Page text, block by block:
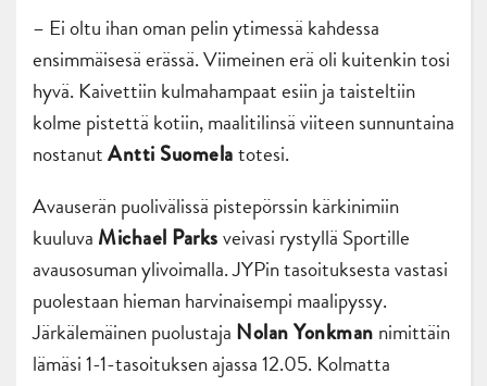
– Ei oltu ihan oman pelin ytimessä kahdessa
ensimmäisesä erässä. Viimeinen erä oli kuitenkin tosi
hyvä. Kaivettiin kulmahampaat esiin ja taisteltiin
kolme pistettä kotiin, maalitilinsä viiteen sunnuntaina
nostanutAntti Suomelatotesi.
Avauserän puolivälissä pistepörssin kärkinimiin
kuuluva Michael Parksveivasi rystyllä Sportille
avausosuman ylivoimalla. JYPin tasoituksesta vastasi
puolestaan hieman harvinaisempi maalipyssy.
Järkälemäinen puolustaja Nolan Yonkman nimittäin
lämäsi 1-1-tasoituksen ajassa 12.05. Kolmatta